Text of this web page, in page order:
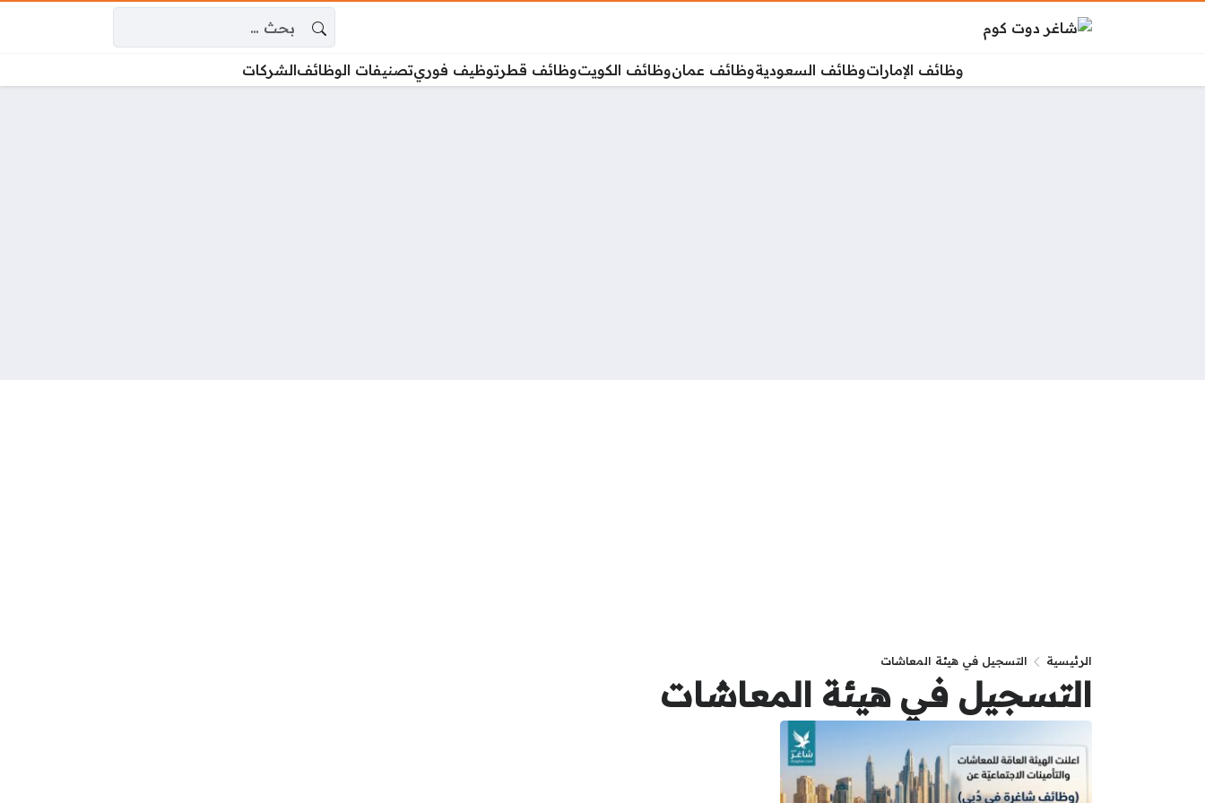
البحث عن:
وظائف الإماراتوظائف السعوديةوظائف عمانوظائف الكويتوظائف قطرتوظيف فوريتصنيفات الوظائفالشركات
الرئيسية التسجيل في هيئة المعاشات
التسجيل في هيئة المعاشات